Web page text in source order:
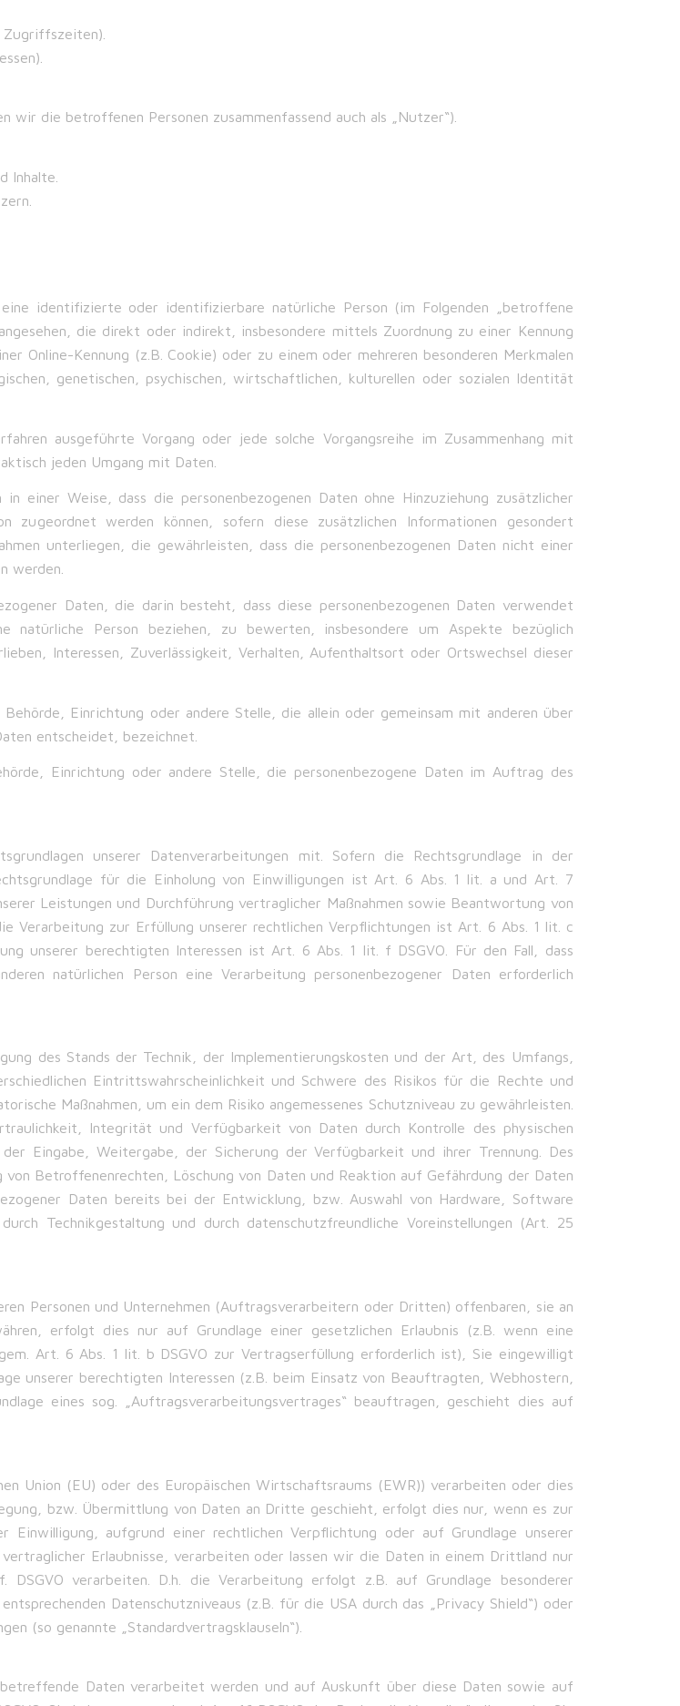
wir die betroffenen Personen zusammenfassend auch als „Nutzer“).
Inhalte.
identifizierte oder identifizierbare natürliche Person (im Folgenden „betroffene
die direkt oder indirekt, insbesondere mittels Zuordnung zu einer Kennung
Online-Kennung (z.B. Cookie) oder zu einem oder mehreren besonderen Merkmalen
genetischen, psychischen, wirtschaftlichen, kulturellen oder sozialen Identität
ausgeführte Vorgang oder jede solche Vorgangsreihe im Zusammenhang mit
jeden Umgang mit Daten.
in einer Weise, dass die personenbezogenen Daten ohne Hinzuziehung zusätzlicher
zugeordnet werden können, sofern diese zusätzlichen Informationen gesondert
unterliegen, die gewährleisten, dass die personenbezogenen Daten nicht einer
werden.
Daten, die darin besteht, dass diese personenbezogenen Daten verwendet
Person beziehen, zu bewerten, insbesondere um Aspekte bezüglich
Interessen, Zuverlässigkeit, Verhalten, Aufenthaltsort oder Ortswechsel dieser
Einrichtung oder andere Stelle, die allein oder gemeinsam mit anderen über
entscheidet, bezeichnet.
Einrichtung oder andere Stelle, die personenbezogene Daten im Auftrag des
unserer Datenverarbeitungen mit. Sofern die Rechtsgrundlage in der
für die Einholung von Einwilligungen ist Art. 6 Abs. 1 lit. a und Art. 7
Leistungen und Durchführung vertraglicher Maßnahmen sowie Beantwortung von
Verarbeitung zur Erfüllung unserer rechtlichen Verpflichtungen ist Art. 6 Abs. 1 lit. c
unserer berechtigten Interessen ist Art. 6 Abs. 1 lit. f DSGVO. Für den Fall, dass
natürlichen Person eine Verarbeitung personenbezogener Daten erforderlich
des Stands der Technik, der Implementierungskosten und der Art, des Umfangs,
Eintrittswahrscheinlichkeit und Schwere des Risikos für die Rechte und
Maßnahmen, um ein dem Risiko angemessenes Schutzniveau zu gewährleisten.
Integrität und Verfügbarkeit von Daten durch Kontrolle des physischen
Eingabe, Weitergabe, der Sicherung der Verfügbarkeit und ihrer Trennung. Des
Betroffenenrechten, Löschung von Daten und Reaktion auf Gefährdung der Daten
Daten bereits bei der Entwicklung, bzw. Auswahl von Hardware, Software
Technikgestaltung und durch datenschutzfreundliche Voreinstellungen (Art. 25
Personen und Unternehmen (Auftragsverarbeitern oder Dritten) offenbaren, sie an
erfolgt dies nur auf Grundlage einer gesetzlichen Erlaubnis (z.B. wenn eine
Art. 6 Abs. 1 lit. b DSGVO zur Vertragserfüllung erforderlich ist), Sie eingewilligt
unserer berechtigten Interessen (z.B. beim Einsatz von Beauftragten, Webhostern,
eines sog. „Auftragsverarbeitungsvertrages“ beauftragen, geschieht dies auf
Union (EU) oder des Europäischen Wirtschaftsraums (EWR)) verarbeiten oder dies
bzw. Übermittlung von Daten an Dritte geschieht, erfolgt dies nur, wenn es zur
Einwilligung, aufgrund einer rechtlichen Verpflichtung oder auf Grundlage unserer
Erlaubnisse, verarbeiten oder lassen wir die Daten in einem Drittland nur
verarbeiten. D.h. die Verarbeitung erfolgt z.B. auf Grundlage besonderer
Datenschutzniveaus (z.B. für die USA durch das „Privacy Shield“) oder
(so genannte „Standardvertragsklauseln“).
Daten verarbeitet werden und auf Auskunft über diese Daten sowie auf